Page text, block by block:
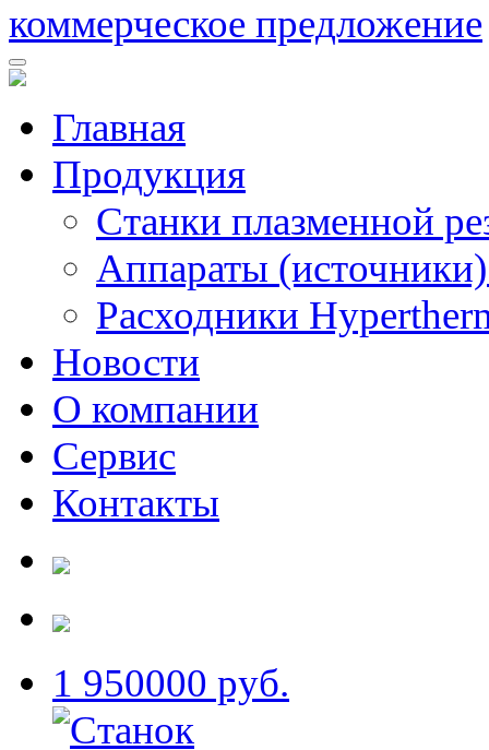
коммерческое предложение
Главная
Продукция
Станки плазменной
Аппараты
Расходники
Новости
О компании
Сервис
Контакты
1 950000 руб.